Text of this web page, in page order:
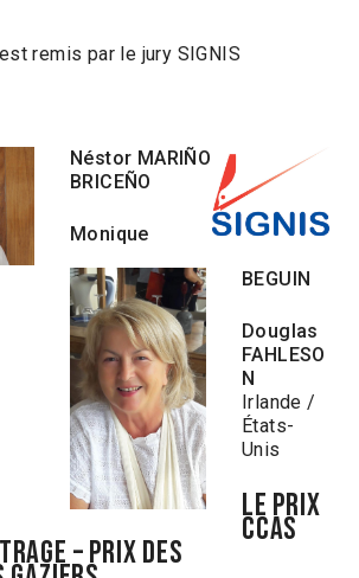
remis par le jury SIGNIS
Néstor MARIÑO
BRICEÑO
Monique
BEGUIN
Douglas
FAHLESO
N
Irlande /
États-
Unis
le prix
ccas
– PRIX DES